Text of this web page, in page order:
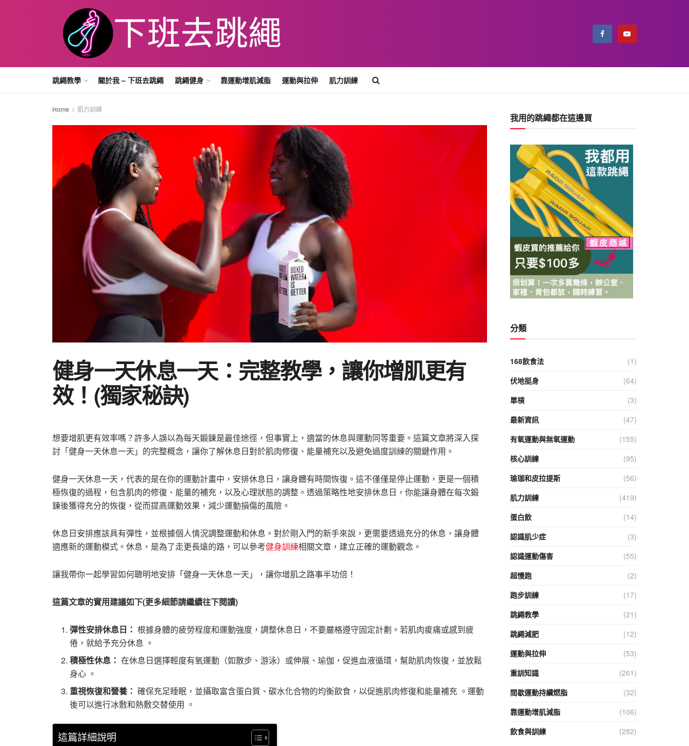
跳繩教學 關於我 – 下班去跳繩 跳繩健身 靠運動增肌減脂 運動與拉伸 肌力訓練
Home 肌力訓練
健身一天休息一天：完整教學，讓你增肌更有
效！(獨家秘訣)
想要增肌更有效率嗎？許多人誤以為每天鍛鍊是最佳途徑，但事實上，適當的休息與運動同等重要。這篇文章將深入探
討「健身一天休息一天」的完整概念，讓你了解休息日對於肌肉修復、能量補充以及避免過度訓練的關鍵作用。
健身一天休息一天，代表的是在你的運動計畫中，安排休息日，讓身體有時間恢復。這不僅僅是停止運動，更是一個積
極恢復的過程，包含肌肉的修復、能量的補充，以及心理狀態的調整。透過策略性地安排休息日，你能讓身體在每次鍛
鍊後獲得充分的恢復，從而提高運動效果，減少運動損傷的風險。
休息日安排應該具有彈性，並根據個人情況調整運動和休息。對於剛入門的新手來說，更需要透過充分的休息，讓身體
適應新的運動模式。休息，是為了走更長遠的路，可以參考健身訓練相關文章，建立正確的運動觀念。
讓我帶你一起學習如何聰明地安排「健身一天休息一天」，讓你增肌之路事半功倍！
這篇文章的實用建議如下(更多細節請繼續往下閱讀)
彈性安排休息日： 根據身體的疲勞程度和運動強度，調整休息日，不要嚴格遵守固定計劃。若肌肉痠痛或感到疲
倦，就給予充分休息 。
積極性休息： 在休息日選擇輕度有氧運動（如散步、游泳）或伸展、瑜伽，促進血液循環，幫助肌肉恢復，並放鬆
身心 。
重視恢復和營養： 確保充足睡眠，並攝取富含蛋白質、碳水化合物的均衡飲食，以促進肌肉修復和能量補充 。運動
後可以進行冰敷和熱敷交替使用 。
這篇詳細說明
我用的跳繩都在這邊買
分類
168飲食法
(1)
伏地挺身
(64)
單槓
(3)
最新資訊
(47)
有氧運動與無氧運動
(155)
核心訓練
(95)
瑜珈和皮拉提斯
(56)
肌力訓練
(419)
蛋白飲
(14)
認識肌少症
(3)
認識運動傷害
(55)
超慢跑
(2)
跑步訓練
(17)
跳繩教學
(21)
跳繩減肥
(12)
運動與拉伸
(53)
重訓知識
(261)
間歇運動持續燃脂
(32)
靠運動增肌減脂
(106)
飲食與訓練
(282)